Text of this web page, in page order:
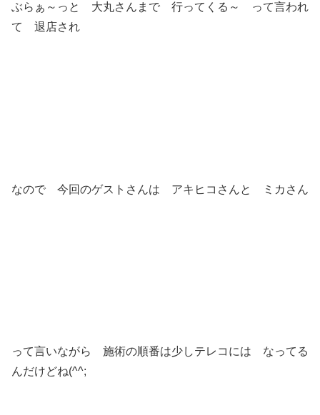
ぶらぁ～っと 大丸さんまで 行ってくる～ って言われ
て 退店され
なので 今回のゲストさんは アキヒコさんと ミカさん
って言いながら 施術の順番は少しテレコには なってる
んだけどね(^^;